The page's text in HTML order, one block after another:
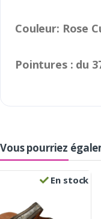
Couleur: Rose
Pointures : du
Vous pourriez
En stock